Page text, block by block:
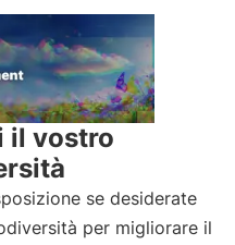
il vostro
se desiderate
per migliorare il